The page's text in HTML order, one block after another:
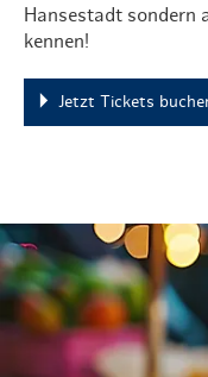
Hansestadt sondern
kennen!
Jetzt Tickets